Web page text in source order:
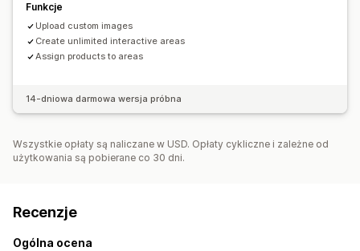
Funkcje
Upload custom images
Create unlimited interactive areas
Assign products to areas
14-dniowa darmowa wersja próbna
Wszystkie opłaty są naliczane w USD. Opłaty cykliczne i zależne od
użytkowania są pobierane co 30 dni.
Recenzje
Ogólna ocena